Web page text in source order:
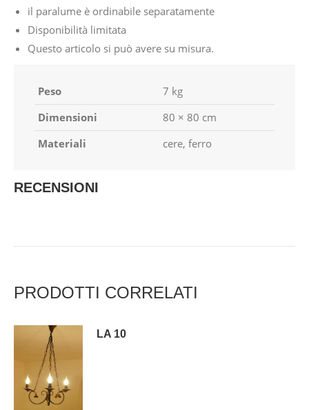
il paralume è ordinabile separatamente
Disponibilità limitata
Questo articolo si può avere su misura.
Peso
7 kg
Dimensioni
80 × 80 cm
Materiali
cere, ferro
RECENSIONI
PRODOTTI CORRELATI
LA 10